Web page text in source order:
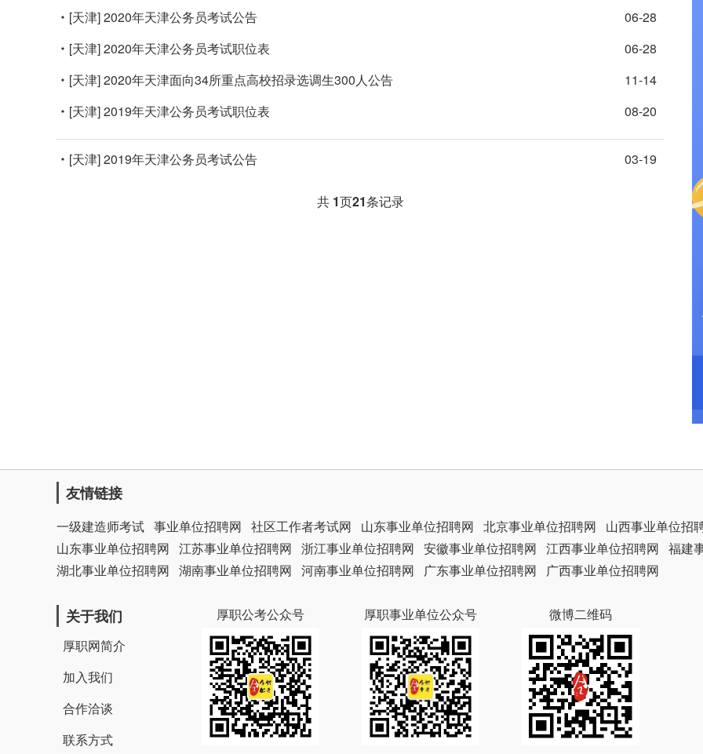
[天津]2020年天津公务员考试公告
06-28
[天津]2020年天津公务员考试职位表
06-28
[天津]2020年天津面向34所重点高校招录选调生300人公告
11-14
[天津]2019年天津公务员考试职位表 08-20
[天津]2019年天津公务员考试公告 03-19
共 1页21条记录
友情链接
一级建造师考试 事业单位招聘网 社区工作者考试网 山东事业单位招聘网 北京事业单位招聘网
山西事业单位招
山东事业单位招聘网 江苏事业单位招聘网 浙江事业单位招聘网 安徽事业单位招聘网 江西事业单位招聘网 福建
湖北事业单位招聘网 湖南事业单位招聘网 河南事业单位招聘网 广东事业单位招聘网 广西事业单位招聘网
关于我们
厚职网简介
加入我们
合作洽谈
联系方式
厚职公考公众号 厚职事业单位公众号 微博二维码